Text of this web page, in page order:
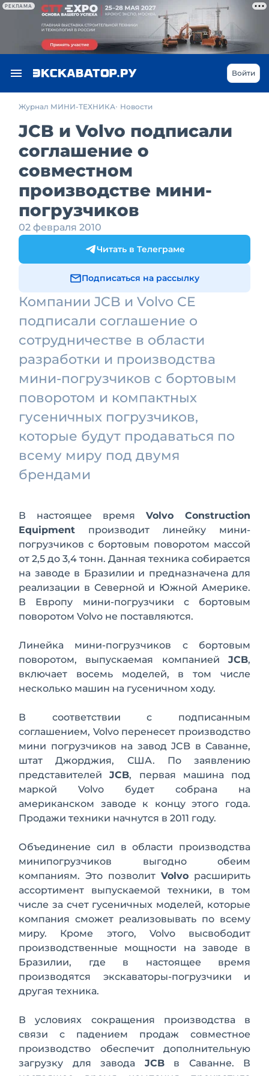
РЕКЛАМА
Войти
Журнал МИНИ-ТЕХНИКА Новости
JCB и Volvo подписали
соглашение о
совместном
производстве мини-
погрузчиков
02 февраля 2010
Читать в Телеграме
Подписаться на рассылку
Компании JCB и Volvo CE
подписали соглашение о
сотрудничестве в области
разработки и производства
мини-погрузчиков с бортовым
поворотом и компактных
гусеничных погрузчиков,
которые будут продаваться по
всему миру под двумя
брендами
В настоящее время Volvo Construction
Equipment производит линейку мини-
погрузчиков с бортовым поворотом массой
от 2,5 до 3,4 тонн. Данная техника собирается
на заводе в Бразилии и предназначена для
реализации в Северной и Южной Америке.
В Европу мини-погрузчики с бортовым
поворотом Volvo не поставляются.
Линейка мини-погрузчиков с бортовым
поворотом, выпускаемая компанией JCB,
включает восемь моделей, в том числе
несколько машин на гусеничном ходу.
В соответствии с подписанным
соглашением, Volvo перенесет производство
мини погрузчиков на завод JCB в Саванне,
штат Джорджия, США. По заявлению
представителейJCB, первая машина под
маркой Volvo будет собрана на
американском заводе к концу этого года.
Продажи техники начнутся в 2011 году.
Объединение сил в области производства
минипогрузчиков выгодно обеим
компаниям. Это позволит Volvo расширить
ассортимент выпускаемой техники, в том
числе за счет гусеничных моделей, которые
компания сможет реализовывать по всему
миру. Кроме этого, Volvo высвободит
производственные мощности на заводе в
Бразилии, где в настоящее время
производятся экскаваторы-погрузчики и
другая техника.
В условиях сокращения производства в
связи с падением продаж совместное
производство обеспечит дополнительную
загрузку для завода JCBв Саванне. В